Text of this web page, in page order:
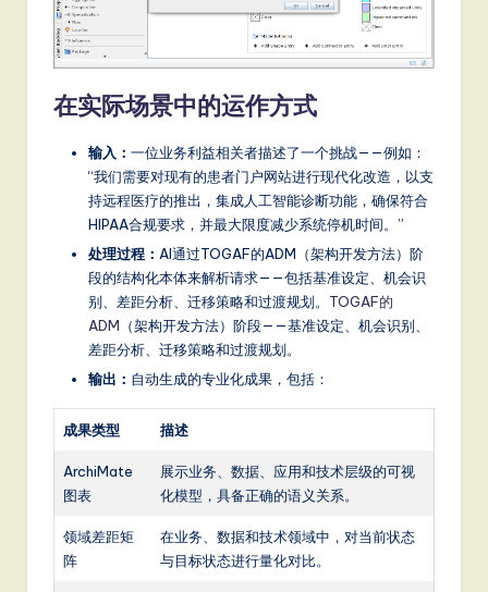
D
ig
ti
在实际场景中的运作方式
输入： 一位业务利益相关者描述了一个挑战——例如：
“我们需要对现有的患者门户网站进行现代化改造，以支
持远程医疗的推出，集成人工智能诊断功能，确保符合
HIPAA合规要求，并最大限度减少系统停机时间。”
处理过程： AI通过TOGAF的ADM（架构开发方法）阶
段的结构化本体来解析请求——包括基准设定、机会识
别、差距分析、迁移策略和过渡规划。 TOGAF的
ADM （架构开发方法）阶段——基准设定、机会识别、
差距分析、迁移策略和过渡规划。
输出： 自动生成的专业化成果，包括：
成果类型 描述
ArchiMate
图表
展示业务、数据、应用和技术层级的可视
化模型，具备正确的语义关系。
领域差距矩
阵
在业务、数据和技术领域中，对当前状态
与目标状态进行量化对比。